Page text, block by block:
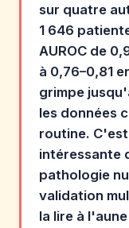
sur quatre
1 646
AUROC de
à 0,76–0,81
grimpe
les données
routine.
intéressante
pathologie
validation
la lire à